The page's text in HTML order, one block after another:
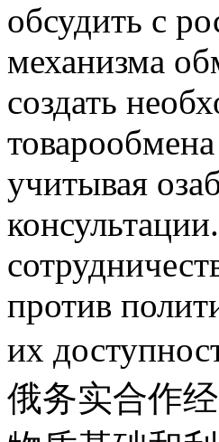
обсудить с
механизма
создать
учитывая
против
их
俄务实合作